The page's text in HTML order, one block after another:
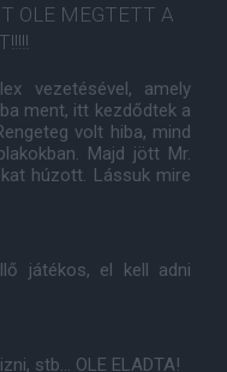
OLE MEGTETT A
vezetésével, amely
ment, itt kezdődtek a
volt hiba, mind
Majd jött Mr.
húzott. Lássuk mire
játékos, el kell adni
stb... OLE ELADTA!